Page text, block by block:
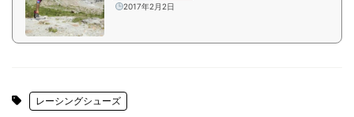
2017年2月2日
レーシングシューズ